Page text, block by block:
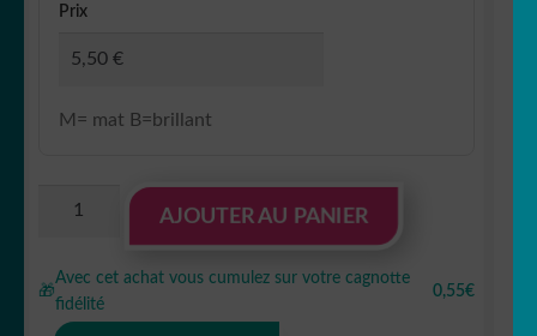
Prix
M= mat B=brillant
autocollant
origami
AJOUTER AU PANIER
🎁
Avec cet achat vous cumulez sur votre cagnotte
fidélité
0,55€